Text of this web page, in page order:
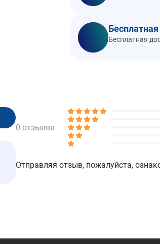
Бесплатная
0 отзывов
Отправляя отзыв, пожалуйста,